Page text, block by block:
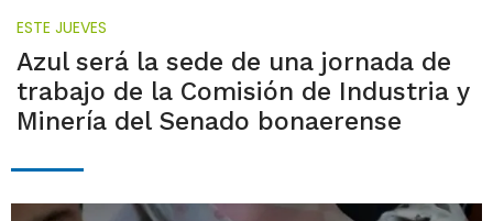
ESTE JUEVES
Azul será la sede de una jornada de
trabajo de la Comisión de Industria y
Minería del Senado bonaerense